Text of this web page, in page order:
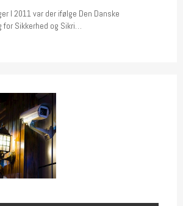
I 2011 var der ifølge Den Danske
for Sikkerhed og Sikri…